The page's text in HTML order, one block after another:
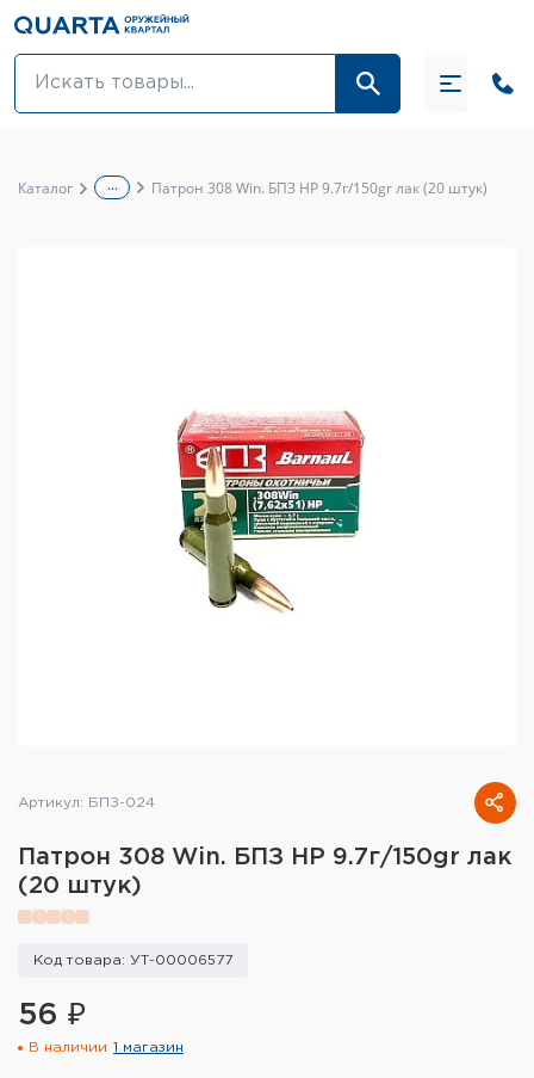
Оптовикам
Тюнинг оружия и ЗИП
Тактическое снаряжение
Высокоточная стрельба
Инструмент для заточки
снаряжения
Сумки и рюкзаки
Каталог ... Патрон 308 Win. БПЗ HP 9.7г/150gr лак (20 штук)
Артикул: БПЗ-024
Патрон 308 Win. БПЗ HP 9.7г/150gr лак
(20 штук)
Код товара: УТ-00006577
56 ₽
В наличии 1 магазин